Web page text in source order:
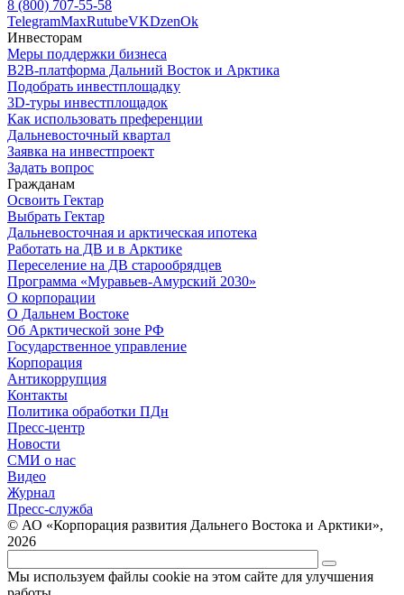
8 (800) 707-55-58
TelegramMaxRutubeVKDzenOk
Инвесторам
Меры поддержки бизнеса
B2B-платформа Дальний Восток и Арктика
Подобрать инвестплощадку
3D-туры инвестплощадок
Как использовать преференции
Дальневосточный квартал
Заявка на инвестпроект
Задать вопрос
Гражданам
Освоить Гектар
Выбрать Гектар
Дальневосточная и арктическая ипотека
Работать на ДВ и в Арктике
Переселение на ДВ старообрядцев
Программа «Муравьев-Амурский 2030»
О корпорации
О Дальнем Востоке
Об Арктической зоне РФ
Государственное управление
Корпорация
Антикоррупция
Контакты
Политика обработки ПДн
Пресс-центр
Новости
СМИ о нас
Видео
Журнал
Пресс-служба
© АО «Корпорация развития Дальнего Востока и Арктики»,
2026
Мы используем файлы cookie на этом сайте для улучшения